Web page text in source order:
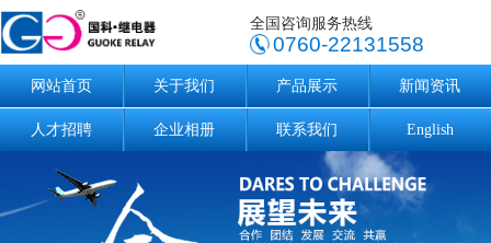
全国咨询服务热线
0760-22131558
网站首页 关于我们 产品展示 新闻资讯
人才招聘 企业相册 联系我们 English